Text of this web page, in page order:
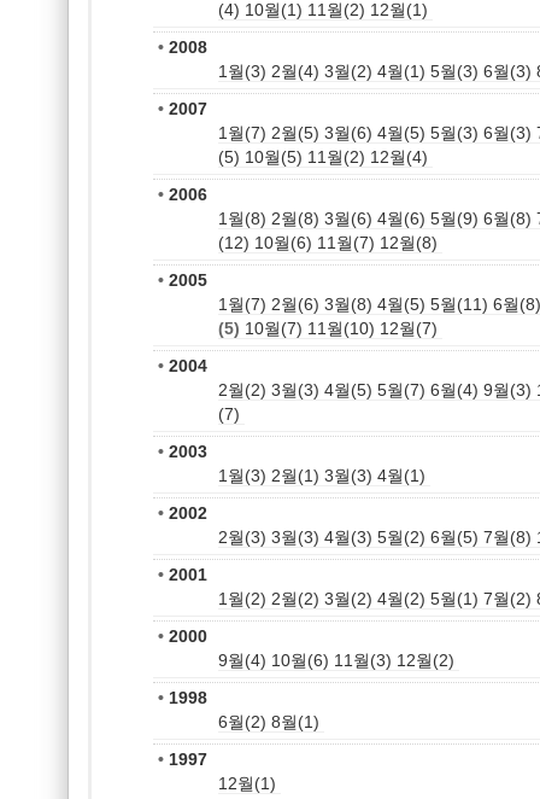
(4) 10월(1) 11월(2) 12월(1)
• 2008
1월(3) 2월(4) 3월(2) 4월(1) 5월(3) 6월(3)
• 2007
1월(7) 2월(5) 3월(6) 4월(5) 5월(3) 6월(3)
(5) 10월(5) 11월(2) 12월(4)
• 2006
1월(8) 2월(8) 3월(6) 4월(6) 5월(9) 6월(8)
(12) 10월(6) 11월(7) 12월(8)
• 2005
1월(7) 2월(6) 3월(8) 4월(5) 5월(11) 6월(8)
(5) 10월(7) 11월(10) 12월(7)
• 2004
2월(2) 3월(3) 4월(5) 5월(7) 6월(4) 9월(3)
(7)
• 2003
1월(3) 2월(1) 3월(3) 4월(1)
• 2002
2월(3) 3월(3) 4월(3) 5월(2) 6월(5) 7월(8)
• 2001
1월(2) 2월(2) 3월(2) 4월(2) 5월(1) 7월(2)
• 2000
9월(4) 10월(6) 11월(3) 12월(2)
• 1998
6월(2) 8월(1)
• 1997
12월(1)